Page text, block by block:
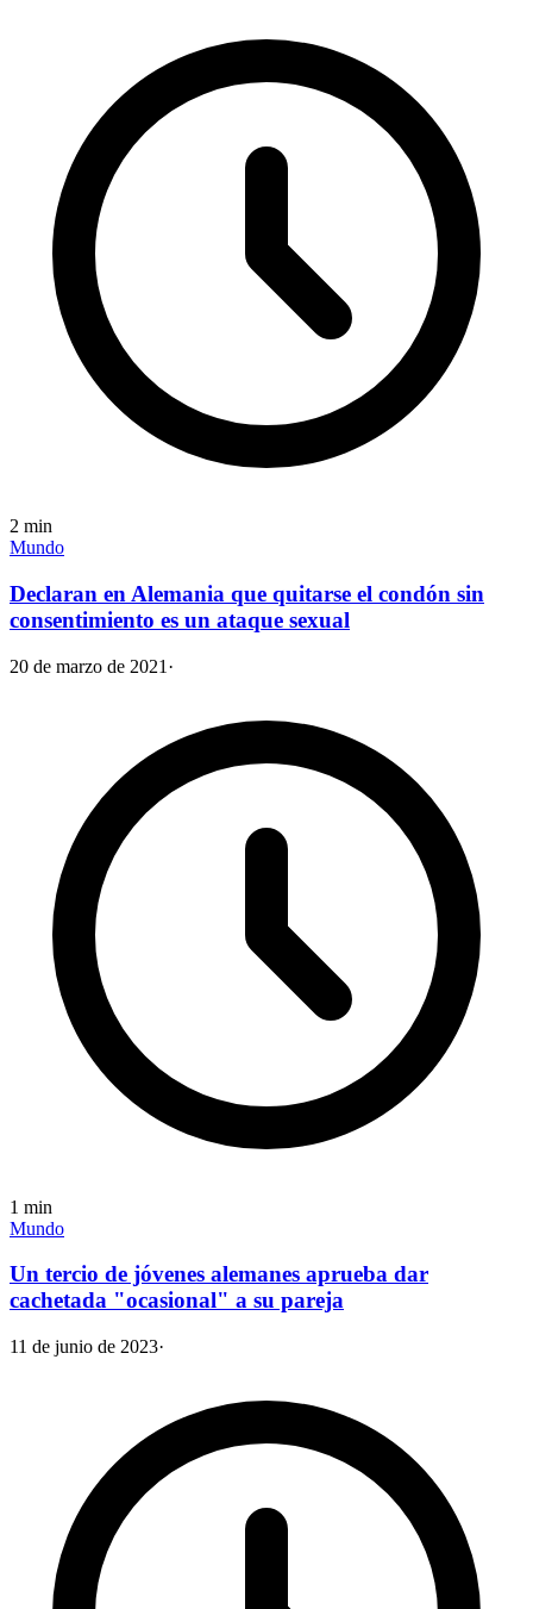
2 min
Mundo
Declaran en Alemania que quitarse el condón sin
consentimiento es un ataque sexual
20 de marzo de 2021 ·
1 min
Mundo
Un tercio de jóvenes alemanes aprueba dar
cachetada "ocasional" a su pareja
11 de junio de 2023·